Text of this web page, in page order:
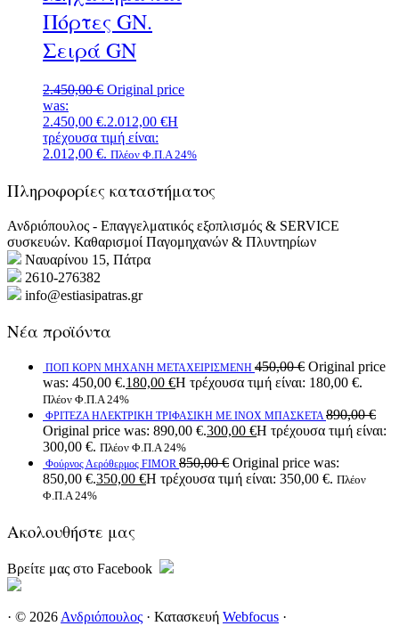
Πόρτες GN.
Σειρά GN
2.450,00€ Original price
was:
2.450,00 €.2.012,00 €Η
τρέχουσα τιμή είναι:
2.012,00 €. Πλέον Φ.Π.Α 24%
Πληροφορίες καταστήματος
Ανδριόπουλος - Επαγγελματικός εξοπλισμός & SERVICE
συσκευών. Καθαρισμοί Παγομηχανών & Πλυντηρίων
Ναυαρίνου 15, Πάτρα
2610-276382
info@estiasipatras.gr
Νέα προϊόντα
ΠΟΠ ΚΟΡΝ ΜΗΧΑΝΗ ΜΕΤΑΧΕΙΡΙΣΜΕΝΗ 450,00€ Original price
was: 450,00 €.180,00 €Η τρέχουσα τιμή είναι: 180,00 €.
Πλέον Φ.Π.Α 24%
ΦΡΙΤΕΖΑ ΗΛΕΚΤΡΙΚΗ ΤΡΙΦΑΣΙΚΗ ΜΕ ΙΝΟΧ ΜΠΑΣΚΕΤΑ 890,00€
Original price was: 890,00 €.300,00 €Η τρέχουσα τιμή είναι:
300,00 €. Πλέον Φ.Π.Α 24%
Φούρνος Αερόθερμος FIMOR 850,00€ Original price was:
850,00 €.350,00 €Η τρέχουσα τιμή είναι: 350,00 €. Πλέον
Φ.Π.Α 24%
Ακολουθήστε μας
Βρείτε μας στο Facebook
· © 2026 Ανδριόπουλος · Κατασκευή Webfocus ·